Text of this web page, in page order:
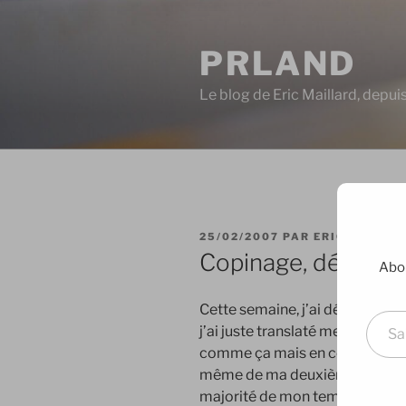
PRLAND
Le blog de Eric Maillard,
PUBLIÉ
LE
25/02/2007 PAR ERIC
Copinage,
Cette semaine, j’ai déménagé.
j’ai juste translaté mes
comme ça mais en ce
même de ma deuxième
majorité de mon temps. Du
Saisissez votre adresse e-